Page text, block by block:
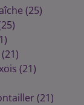
(25)
(21)
(21)